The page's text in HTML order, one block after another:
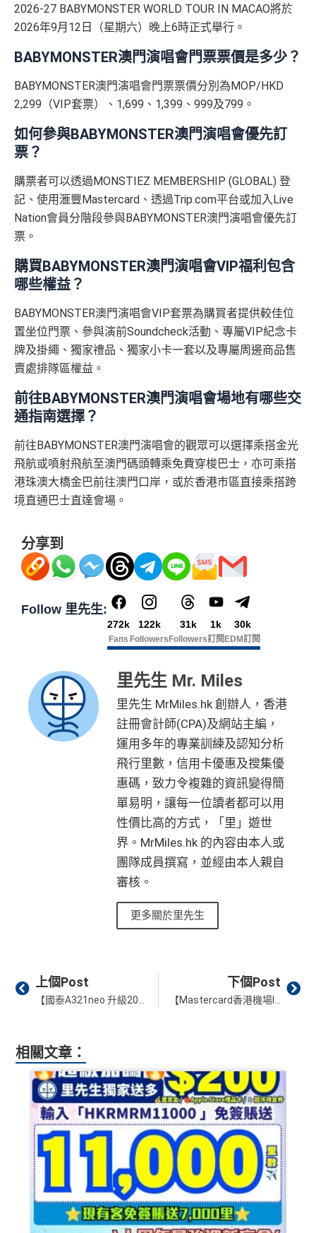
2026-27 BABYMONSTER WORLD TOUR IN MACAO將於
2026年9月12日（星期六）晚上6時正式舉行。
BABYMONSTER澳門演唱會門票票價是多少？
BABYMONSTER澳門演唱會門票票價分別為MOP/HKD
2,299（VIP套票）、1,699、1,399、999及799。
如何參與BABYMONSTER澳門演唱會優先訂
票？
購票者可以透過MONSTIEZ MEMBERSHIP (GLOBAL) 登
記、使用滙豐Mastercard、透過Trip.com平台或加入Live
Nation會員分階段參與BABYMONSTER澳門演唱會優先訂
票。
購買BABYMONSTER澳門演唱會VIP福利包含
哪些權益？
BABYMONSTER澳門演唱會VIP套票為購買者提供較佳位
置坐位門票、參與演前Soundcheck活動、專屬VIP紀念卡
牌及掛繩、獨家禮品、獨家小卡一套以及專屬周邊商品售
賣處排隊區權益。
前往BABYMONSTER澳門演唱會場地有哪些交
通指南選擇？
前往BABYMONSTER澳門演唱會的觀眾可以選擇乘搭金光
飛航或噴射飛航至澳門碼頭轉乘免費穿梭巴士，亦可乘搭
港珠澳大橋金巴前往澳門口岸，或於香港市區直接乘搭跨
境直通巴士直達會場。
分享到
Follow 里先生:
272k
Fans
122k
Followers
31k
Followers
1k
訂閱
30k
EDM訂閱
里先生 Mr. Miles
里先生 MrMiles.hk 創辦人，香港
註冊會計師(CPA)及網站主編，
運用多年的專業訓練及認知分析
飛行里數，信用卡優惠及搜集優
惠碼，致力令複雜的資訊變得簡
單易明，讓每一位讀者都可以用
性價比高的方式，「里」遊世
界。MrMiles.hk 的內容由本人或
團隊成員撰寫，並經由本人親自
審核。
更多關於里先生
Prev
上個Post 下個Post
相關文章：